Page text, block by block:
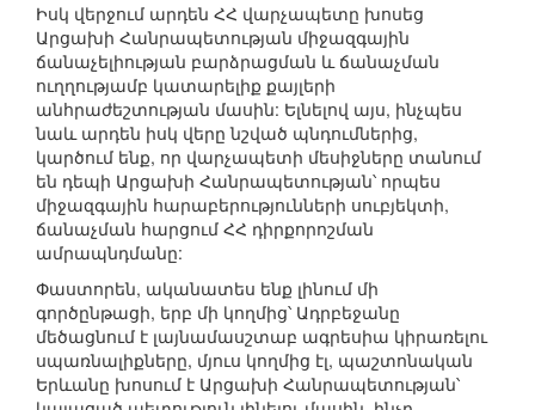
Իսկ վերջում արդեն ՀՀ վարչապետը խոսեց
Արցախի Հանրապետության միջազգային
ճանաչելիության բարձրացման և ճանաչման
ուղղությամբ կատարելիք քայլերի
անհրաժեշտության մասին: Ելնելով այս, ինչպես
նաև արդեն իսկ վերը նշված պնդումներից,
կարծում ենք, որ վարչապետի մեսիջները տանում
են դեպի Արցախի Հանրապետության՝ որպես
միջազգային հարաբերությունների սուբյեկտի,
ճանաչման հարցում ՀՀ դիրքորոշման
ամրապնդմանը:
Փաստորեն, ականատես ենք լինում մի
գործընթացի, երբ մի կողմից՝ Ադրբեջանը
մեծացնում է լայնամասշտաբ ագրեսիա կիրառելու
սպառնալիքները, մյուս կողմից էլ, պաշտոնական
Երևանը խոսում է Արցախի Հանրապետության՝